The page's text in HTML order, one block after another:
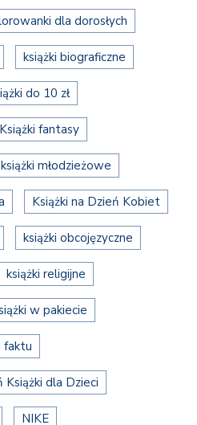
dla dorosłych
książki biograficzne
do 10 zł
Książki fantasy
książki młodzieżowe
Książki na Dzień Kobiet
książki obcojęzyczne
książki religijne
w pakiecie
faktu
dla Dzieci
NIKE